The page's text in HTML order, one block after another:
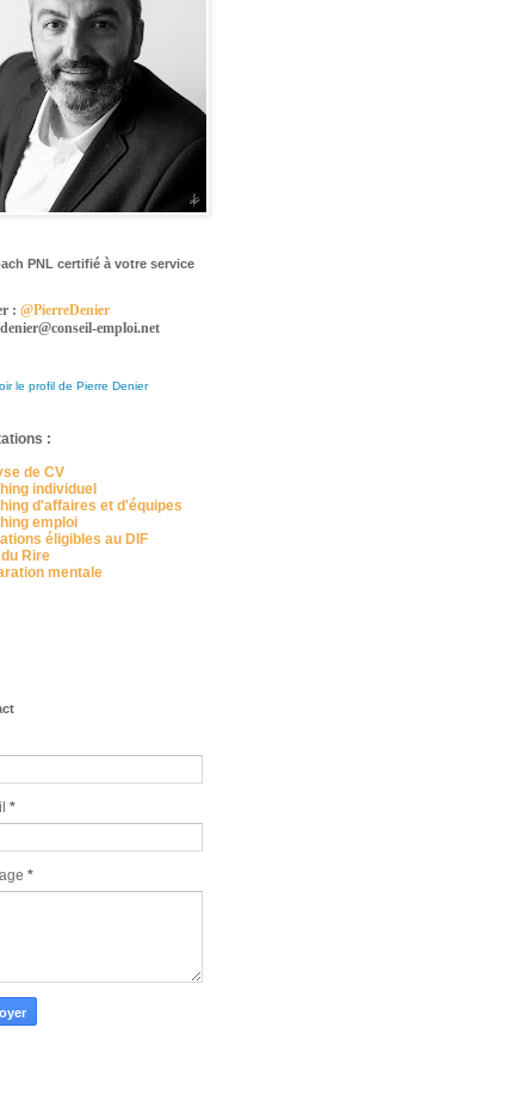
PNL certifié à votre service
: @PierreDenier
emploi.net
le profil de Pierre Denier
:
de CV
individuel
d'affaires et d'équipes
emploi
éligibles au DIF
Rire
mentale
*
*